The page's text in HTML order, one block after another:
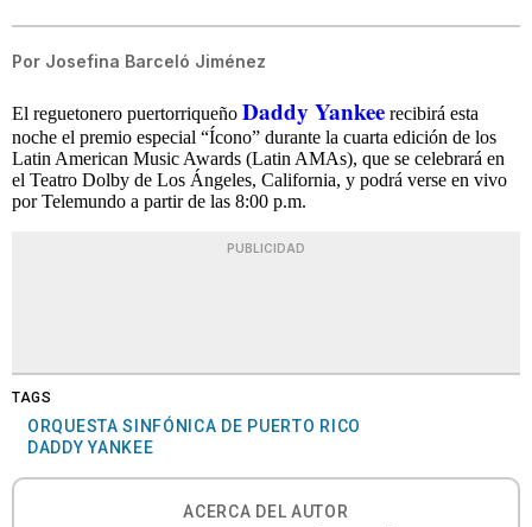
Por Josefina Barceló Jiménez
El reguetonero puertorriqueño Daddy Yankee recibirá esta
noche el premio especial “Ícono” durante la cuarta edición de los
Latin American Music Awards (Latin AMAs), que se celebrará en
el Teatro Dolby de Los Ángeles, California, y podrá verse en vivo
por Telemundo a partir de las 8:00 p.m.
PUBLICIDAD
TAGS
ORQUESTA SINFÓNICA DE PUERTO RICO
DADDY YANKEE
ACERCA DEL AUTOR